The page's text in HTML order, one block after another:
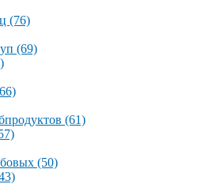
(76)
(69)
(61)
(50)